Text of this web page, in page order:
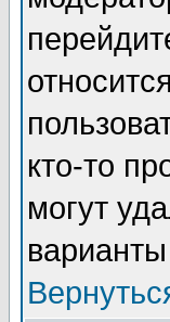
кто-то
могут